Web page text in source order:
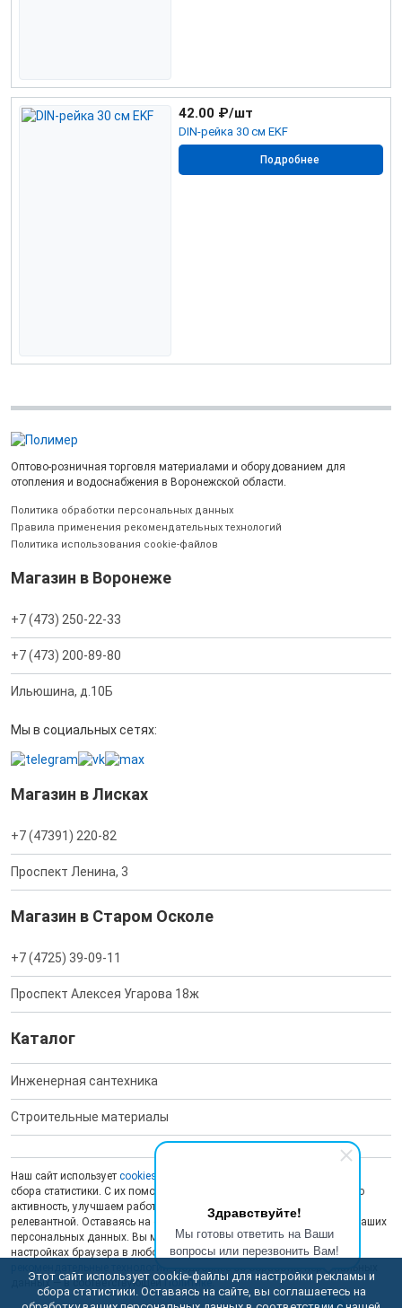
Здравствуйте!
Мы готовы ответить на Ваши
вопросы или перезвонить Вам!
DIN-рейка 30 см EKF
42.00 ₽/шт
Подробнее
Оптово-розничная торговля материалами и оборудованием для
отопления и водоснабжения в Воронежской области.
Политика обработки персональных данных
Правила применения рекомендательных технологий
Политика использования cookie-файлов
Магазин в Воронеже
+7 (473) 250-22-33
+7 (473) 200-89-80
Ильюшина, д.10Б
Мы в социальных сетях:
Магазин в Лисках
+7 (47391) 220-82
Проспект Ленина, 3
Магазин в Старом Осколе
+7 (4725) 39-09-11
Проспект Алексея Угарова 18ж
Каталог
Инженерная сантехника
Строительные материалы
Наш сайт использует cookies
сбора статистики. С их помощью мы анализируем пользовательскую
активность, улучшаем работу сайта и делаем рекламу более
релевантной. Оставаясь на сайте, вы даете согласие на обработку ваших
персональных данных. Вы можете отключить сохранение cookies в
настройках браузера в любой момент. На сайте также применяются
данных — в соответствующейПолитике.
Этот сайт использует cookie-файлы для настройки рекламы и
сбора статистики. Оставаясь на сайте, вы соглашаетесь на